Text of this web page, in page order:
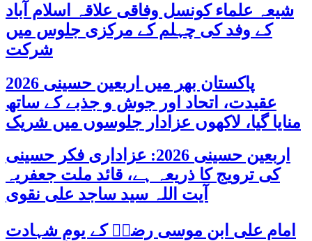
شیعہ علماء کونسل وفاقی علاقہ اسلام آباد
کے وفد کی چہلم کے مرکزی جلوس میں
شرکت
پاکستان بھر میں اربعین حسینی 2026
عقیدت، اتحاد اور جوش و جذبے کے ساتھ
منایا گیا، لاکھوں عزادار جلوسوں میں شریک
اربعین حسینی 2026: عزاداری فکر حسینی
کی ترویج کا ذریعہ ہے، قائد ملت جعفریہ
آیت اللہ سید ساجد علی نقوی
امام علی ابن موسی رضاؑ کے یومِ شہادت